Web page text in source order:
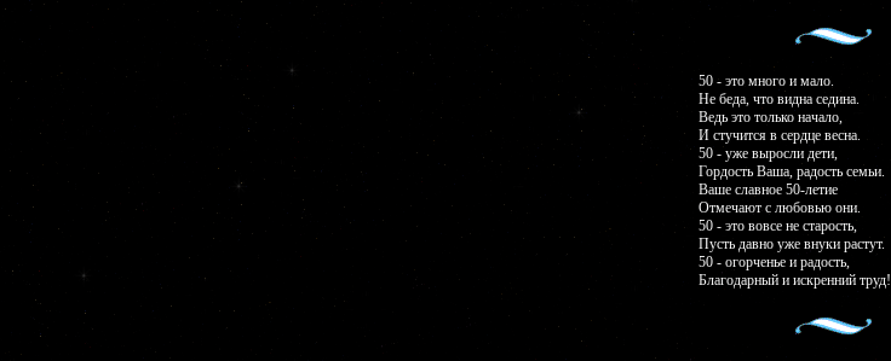
50 - это много и мало.
Не беда, что видна седина.
Ведь это только начало,
И стучится в сердце весна.
50 - уже выросли дети,
Гордость Ваша, радость семьи.
Ваше славное 50-летие
Отмечают с любовью они.
50 - это вовсе не старость,
Пусть давно уже внуки растут.
50 - огорченье и радость,
Благодарный и искренний труд!